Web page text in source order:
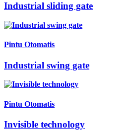
Industrial sliding gate
Pintu Otomatis
Industrial swing gate
Pintu Otomatis
Invisible technology